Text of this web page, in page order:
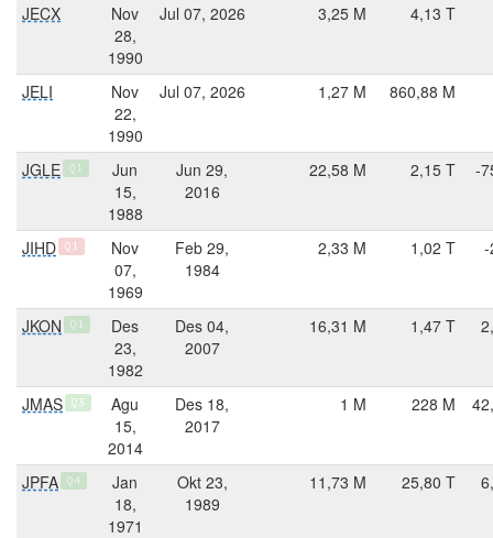
JECX
Nov
28,
1990
Jul 07, 2026 3,25 M 4,13 T
JELI
Nov
22,
1990
Jul 07, 2026 1,27 M 860,88 M
JGLE Q1
Jun
15,
1988
Jun 29,
2016
22,58 M 2,15 T -
JIHD Q1
Nov
07,
1969
Feb 29,
1984
2,33 M 1,02 T -
JKON Q1
Des
23,
1982
Des 04,
2007
16,31 M 1,47 T
JMAS Q3
Agu
15,
2014
Des 18,
2017
1 M 228 M
JPFA Q4
Jan
18,
1971
Okt 23,
1989
11,73 M 25,80 T